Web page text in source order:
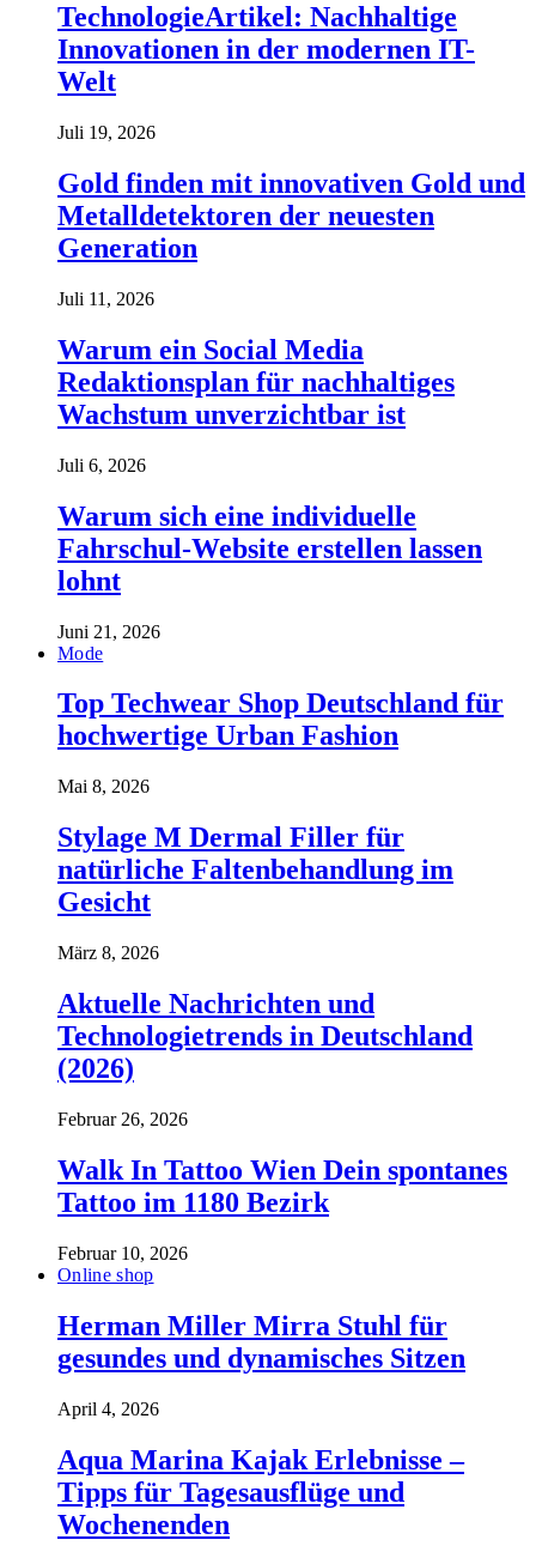
TechnologieArtikel: Nachhaltige
Innovationen in der modernen IT-
Welt
Juli 19, 2026
Gold finden mit innovativen Gold und
Metalldetektoren der neuesten
Generation
Juli 11, 2026
Warum ein Social Media
Redaktionsplan für nachhaltiges
Wachstum unverzichtbar ist
Juli 6, 2026
Warum sich eine individuelle
Fahrschul-Website erstellen lassen
lohnt
Juni 21, 2026
Mode
Top Techwear Shop Deutschland für
hochwertige Urban Fashion
Mai 8, 2026
Stylage M Dermal Filler für
natürliche Faltenbehandlung im
Gesicht
März 8, 2026
Aktuelle Nachrichten und
Technologietrends in Deutschland
(2026)
Februar 26, 2026
Walk In Tattoo Wien Dein spontanes
Tattoo im 1180 Bezirk
Februar 10, 2026
Online shop
Herman Miller Mirra Stuhl für
gesundes und dynamisches Sitzen
April 4, 2026
Aqua Marina Kajak Erlebnisse –
Tipps für Tagesausflüge und
Wochenenden